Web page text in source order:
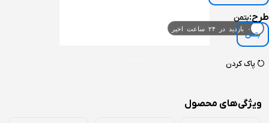
۰ بازدید در ۲۴ ساعت اخیر
طرح:بتمن
بتمن
پاک کردن
ویژگی‌های محصول